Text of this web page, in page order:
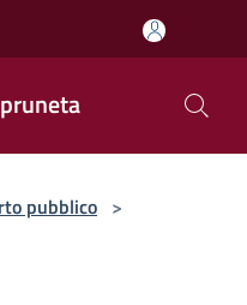
pubblico >